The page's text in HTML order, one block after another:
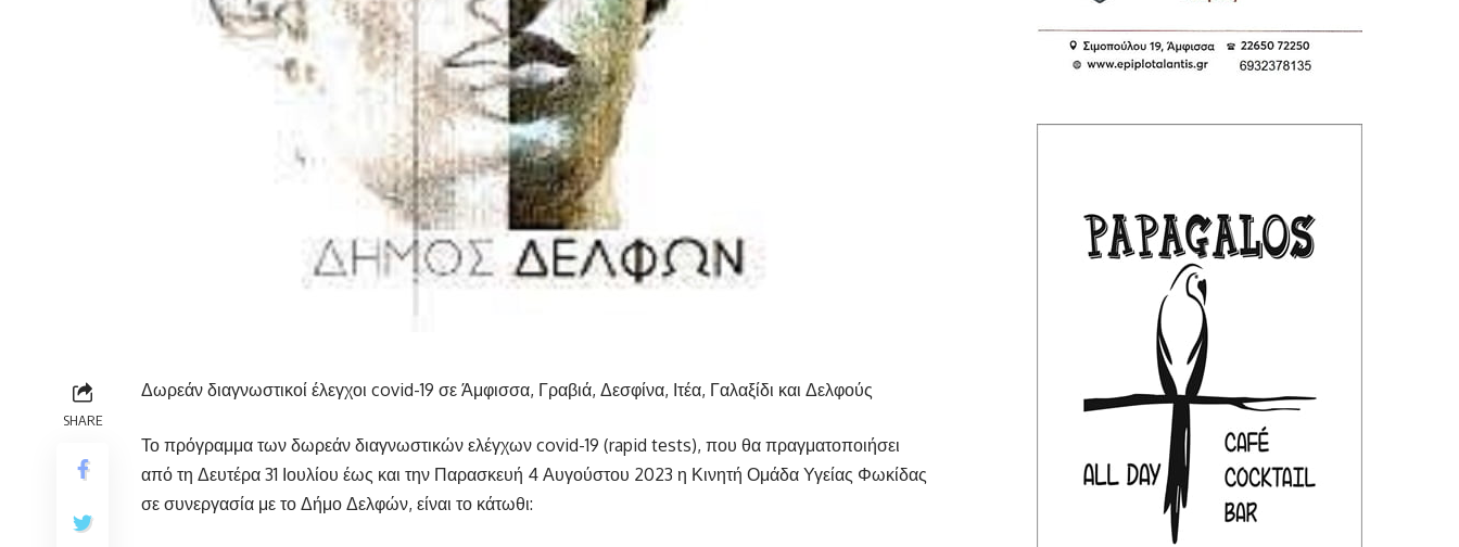
SHARE
Δωρεάν διαγνωστικοί έλεγχοι covid-19 σε Άμφισσα, Γραβιά, Δεσφίνα, Ιτέα, Γαλαξίδι και Δελφούς
Το πρόγραμμα των δωρεάν διαγνωστικών ελέγχων covid-19 (rapid tests), που θα πραγματοποιήσει
από τη Δευτέρα 31 Ιουλίου έως και την Παρασκευή 4 Αυγούστου 2023 η Κινητή Ομάδα Υγείας Φωκίδας
σε συνεργασία με το Δήμο Δελφών, είναι το κάτωθι: